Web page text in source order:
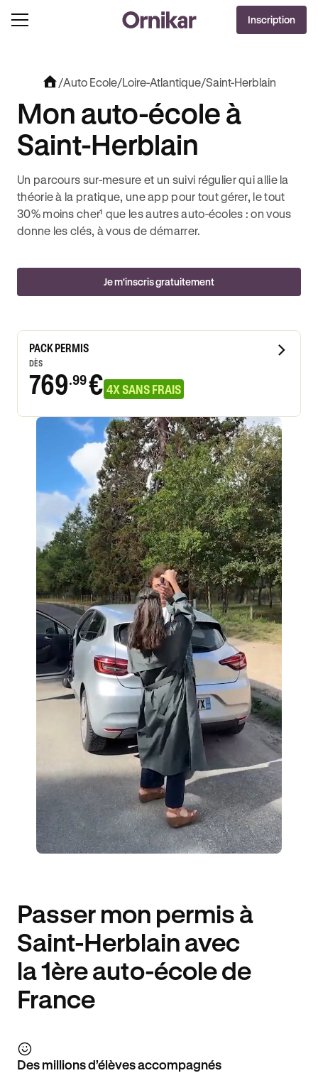
OFFRE EXCLUSIVE
OFFERTS AVEC REVOLUT + 3 MOIS DEEZER PREMIUM OFFERTS* !J'EN PROFITE !
Inscription
/Auto Ecole/Loire-Atlantique/Saint-Herblain
Mon auto-école à
Saint-Herblain
Un parcours sur-mesure et un suivi régulier qui allie la
théorie à la pratique, une app pour tout gérer, le tout
30% moins cher¹ que les autres auto-écoles : on vous
donne les clés, à vous de démarrer.
Je m'inscris gratuitement
PACK PERMIS
DÈS
769.99€ 4X SANS FRAIS
Passer mon permis à
Saint-Herblain avec
la 1ère auto-école de
France
Des millions d’élèves accompagnés